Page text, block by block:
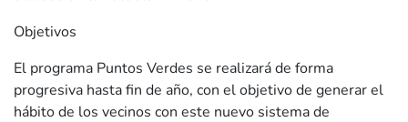
Objetivos
El programa Puntos Verdes se realizará de forma
progresiva hasta fin de año, con el objetivo de generar el
hábito de los vecinos con este nuevo sistema de